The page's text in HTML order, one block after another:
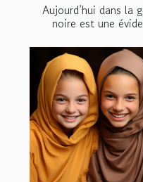
Aujourd’hui dans la
noire est une